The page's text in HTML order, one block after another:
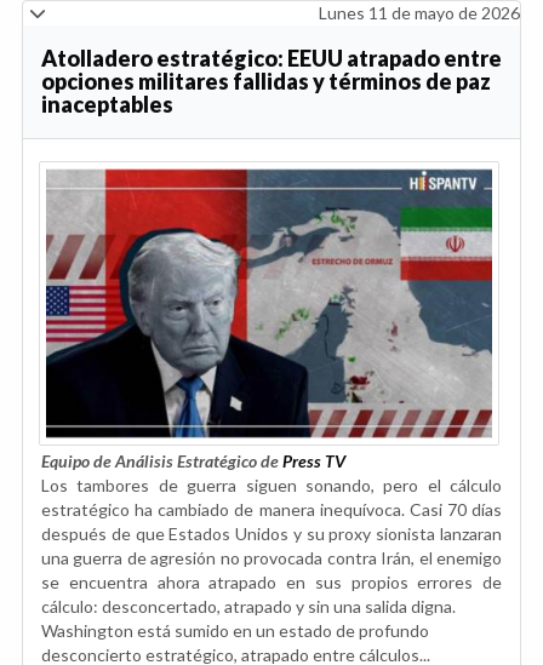
Lunes 11 de mayo de 2026
Atolladero estratégico: EEUU atrapado entre
opciones militares fallidas y términos de paz
inaceptables
Equipo de Análisis Estratégico dePress TV
Los tambores de guerra siguen sonando, pero el cálculo
estratégico ha cambiado de manera inequívoca. Casi 70 días
después de que Estados Unidos y su proxy sionista lanzaran
una guerra de agresión no provocada contra Irán, el enemigo
se encuentra ahora atrapado en sus propios errores de
cálculo: desconcertado, atrapado y sin una salida digna.
Washington está sumido en un estado de profundo
desconcierto estratégico, atrapado entre cálculos...